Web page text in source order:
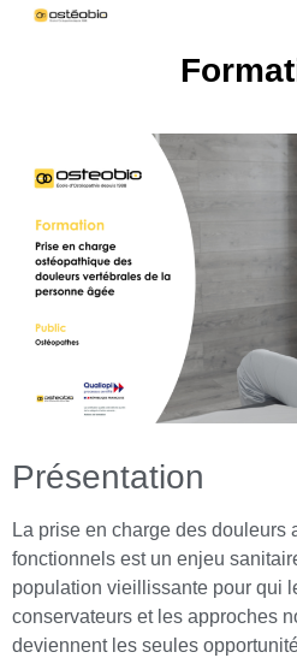
Présentation
La prise en charge des douleurs
fonctionnels est un enjeu
population vieillissante pour qui
conservateurs et les approches
deviennent les seules